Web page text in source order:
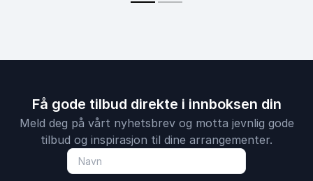
Få gode tilbud direkte i innboksen din
Meld deg på vårt nyhetsbrev og motta jevnlig gode
tilbud og inspirasjon til dine arrangementer.